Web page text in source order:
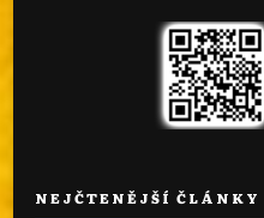
NEJČTENĚJŠÍ ČLÁNKY